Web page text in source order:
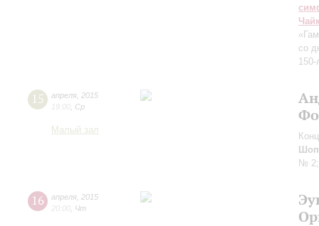
со
15 апреля 2015
19:00 Ср
Малый зал
№
16 апреля 2015
20:00 Чт